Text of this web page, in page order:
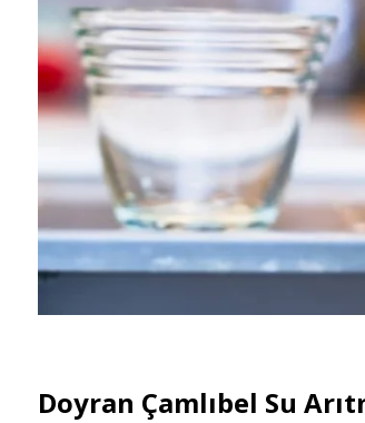
Doyran Çamlıbel Su